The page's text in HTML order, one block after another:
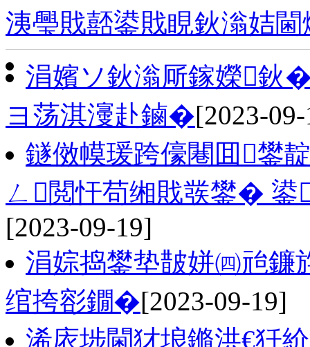
洟璺戝嚭鍙戝睍鈥滃姞
涓嬪ソ鈥滃厛鎵嬫鈥
ヨ荡淇濅赴鏀�[2023-
鐩傚幙瑗跨儫闀囬鐢
ㄥ閲忓苟缃戝彂鐢� 鍙
[2023-09-19]
涓婃捣鐢垫皵姘㈣兘鐮
绾挎彮鐗�[2023-09-19]
浠庡埗閫犲埌鏅洪€狅